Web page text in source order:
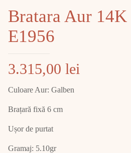
Bratara Aur
E1956
3.315,00 lei
Culoare Aur: Galben
Brațară fixă 6 cm
Ușor de purtat
Gramaj: 5.10gr